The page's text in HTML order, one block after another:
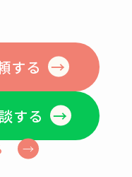
する
する